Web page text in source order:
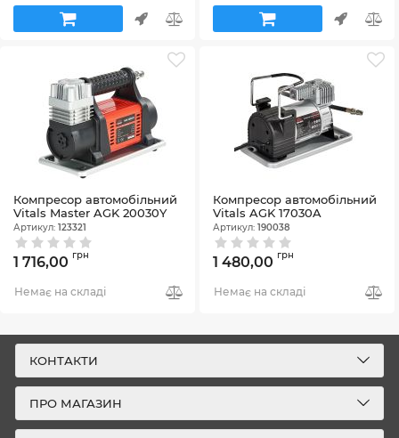
Компресор автомобільний
Vitals Master AGK 20030Y
Артикул: 123321
1 716,00 грн
Немає на складі
Компресор автомобільний
Vitals AGK 17030A
Артикул: 190038
1 480,00 грн
Немає на складі
КОНТАКТИ
ПРО МАГАЗИН